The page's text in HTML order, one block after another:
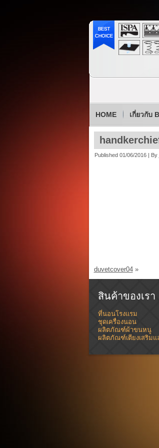
HOME เกี่ยวกับ
Published 01/06/2016| By
duvetcover04»
สินค้าของเรา
ที่นอนโรงแรม
ชุดเครื่องนอน
ผลิตภัณฑ์ผ้าขนหนู
ผลิตภัณฑ์เตียงเสริมแ